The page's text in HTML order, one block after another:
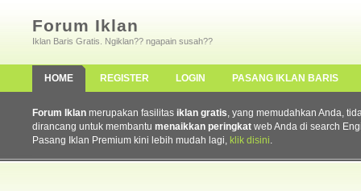
Forum Iklan
Iklan Baris Gratis. Ngiklan?? ngapain susah??
HOME REGISTER LOGIN PASANG IKLAN BARIS
Forum Iklan merupakan fasilitas iklan gratis, yang memudahkan Anda,
dirancang untuk membantu menaikkan peringkat web Anda di search
Pasang Iklan Premium kini lebih mudah lagi, klik disini.